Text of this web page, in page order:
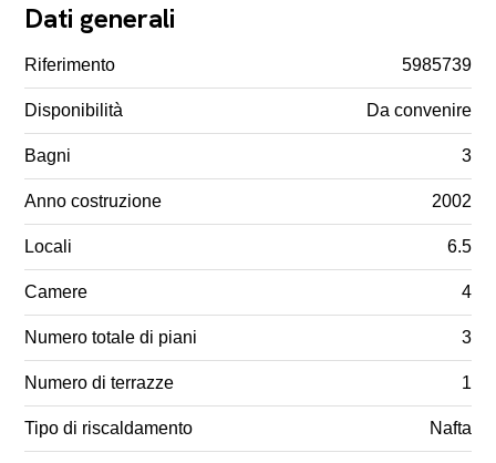
Dati generali
Riferimento 5985739
Disponibilità Da convenire
Bagni 3
Anno costruzione 2002
Locali 6.5
Camere 4
Numero totale di piani 3
Numero di terrazze 1
Tipo di riscaldamento Nafta